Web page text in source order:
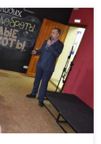
«Город молодых»
состоялся уже третий в сезоне